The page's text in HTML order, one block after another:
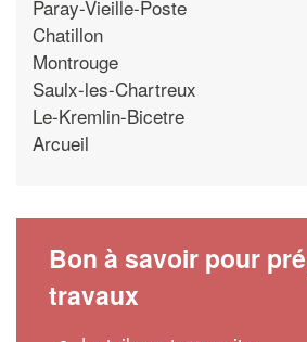
Paray-Vieille-Poste
Chatillon
Montrouge
Saulx-les-Chartreux
Le-Kremlin-Bicetre
Arcueil
Bon à savoir pour
travaux